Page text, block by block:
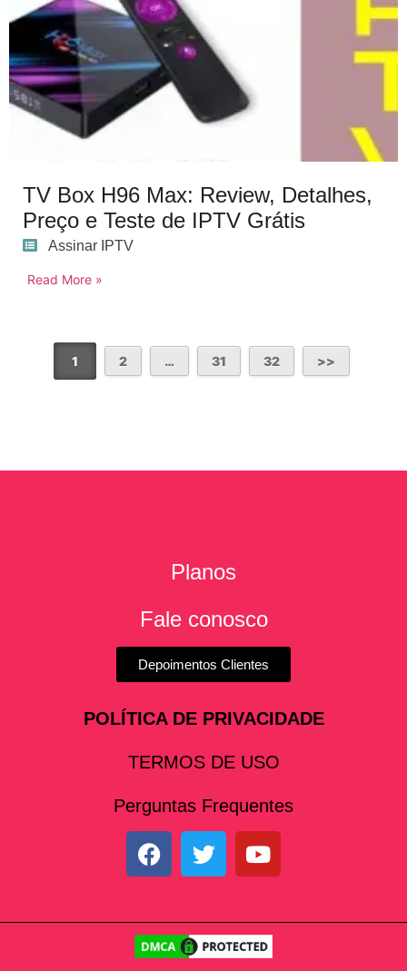
TV Box H96 Max: Review, Detalhes,
Preço e Teste de IPTV Grátis
Assinar IPTV
Read More »
1 2 … 31 32
Planos
Fale conosco
Depoimentos Clientes
POLÍTICA DE PRIVACIDADE
TERMOS DE USO
Perguntas Frequentes